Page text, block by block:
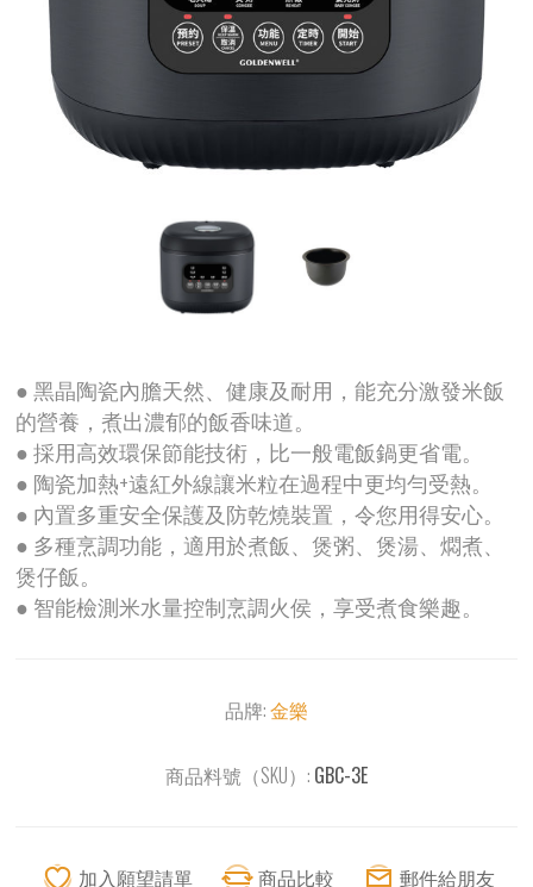
● 黑晶陶瓷內膽天然、健康及耐用，能充分激發米飯
的營養，煮出濃郁的飯香味道。
● 採用高效環保節能技術，比一般電飯鍋更省電。
● 陶瓷加熱+遠紅外線讓米粒在過程中更均勻受熱。
● 內置多重安全保護及防乾燒裝置，令您用得安心。
● 多種烹調功能，適用於煮飯、煲粥、煲湯、燜煮、
煲仔飯。
● 智能檢測米水量控制烹調火侯，享受煮食樂趣。
品牌:金樂
商品料號（SKU）: GBC-3E